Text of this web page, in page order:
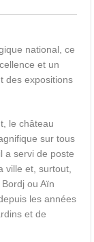
national, ce
et un
des expositions
le château
sur tous
a servi de poste
ville et, surtout,
Bordj ou Aïn
les années
et de